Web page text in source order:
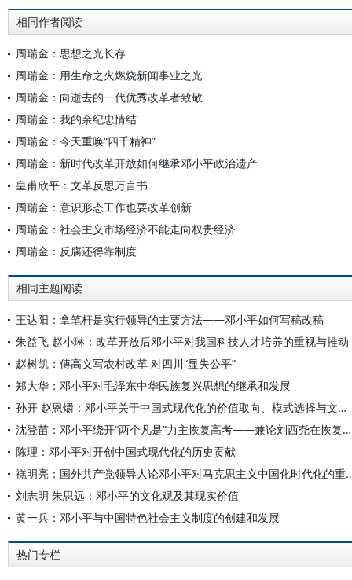
相同作者阅读
周瑞金：思想之光长存
周瑞金：用生命之火燃烧新闻事业之光
周瑞金：向逝去的一代优秀改革者致敬
周瑞金：我的余纪忠情结
周瑞金：今天重唤“四千精神”
周瑞金：新时代改革开放如何继承邓小平政治遗产
皇甫欣平：文革反思万言书
周瑞金：意识形态工作也要改革创新
周瑞金：社会主义市场经济不能走向权贵经济
周瑞金：反腐还得靠制度
相同主题阅读
王达阳：拿笔杆是实行领导的主要方法——邓小平如何写稿改稿
朱益飞 赵小琳：改革开放后邓小平对我国科技人才培养的重视与推动
赵树凯：傅高义写农村改革 对四川“显失公平”
郑大华：邓小平对毛泽东中华民族复兴思想的继承和发展
孙开 赵恩爝：邓小平关于中国式现代化的价值取向、模式选择与文明诉求重要论述探析
沈登苗：邓小平绕开“两个凡是”力主恢复高考——兼论刘西尧在恢复高考中的重要作用
陈理：邓小平对开创中国式现代化的历史贡献
禚明亮：国外共产党领导人论
刘志明 朱思远：邓小平的文化观及其现实价值
黄一兵：邓小平与中国特色社会主义制度的创建和发展
热门专栏